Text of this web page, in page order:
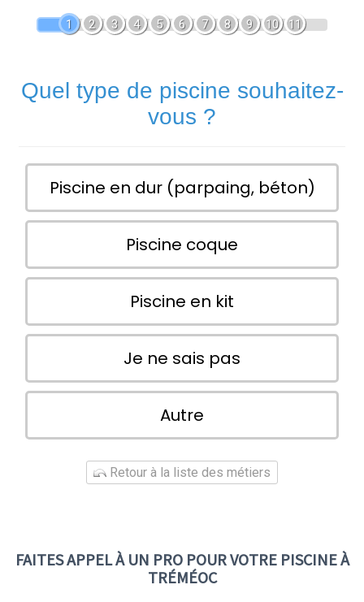
1 2 3 4 5 6 7 8 9 10 11
Quel type de piscine souhaitez-
vous ?
Piscine en dur (parpaing, béton)
Piscine coque
Piscine en kit
Je ne sais pas
Autre
Retour à la liste des métiers
FAITES APPEL À UN PRO POUR VOTRE PISCINE À
TRÉMÉOC